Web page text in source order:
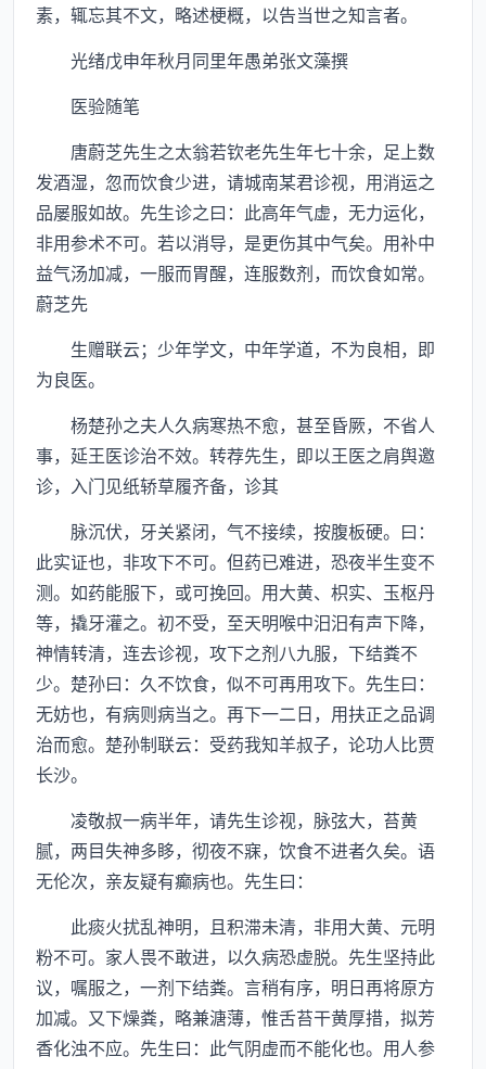
素，辄忘其不文，略述梗概，以告当世之知言者。
光绪戊申年秋月同里年愚弟张文藻撰
医验随笔
唐蔚芝先生之太翁若钦老先生年七十余，足上数
发酒湿，忽而饮食少进，请城南某君诊视，用消运之
品屡服如故。先生诊之曰：此高年气虚，无力运化，
非用参术不可。若以消导，是更伤其中气矣。用补中
益气汤加减，一服而胃醒，连服数剂，而饮食如常。
蔚芝先
生赠联云；少年学文，中年学道，不为良相，即
为良医。
杨楚孙之夫人久病寒热不愈，甚至昏厥，不省人
事，延王医诊治不效。转荐先生，即以王医之肩舆邀
诊，入门见纸轿草履齐备，诊其
脉沉伏，牙关紧闭，气不接续，按腹板硬。曰：
此实证也，非攻下不可。但药已难进，恐夜半生变不
测。如药能服下，或可挽回。用大黄、枳实、玉枢丹
等，撬牙灌之。初不受，至天明喉中汨汨有声下降，
神情转清，连去诊视，攻下之剂八九服，下结粪不
少。楚孙曰：久不饮食，似不可再用攻下。先生曰：
无妨也，有病则病当之。再下一二日，用扶正之品调
治而愈。楚孙制联云：受药我知羊叔子，论功人比贾
长沙。
凌敬叔一病半年，请先生诊视，脉弦大，苔黄
腻，两目失神多眵，彻夜不寐，饮食不进者久矣。语
无伦次，亲友疑有癫病也。先生曰：
此痰火扰乱神明，且积滞未清，非用大黄、元明
粉不可。家人畏不敢进，以久病恐虚脱。先生坚持此
议，嘱服之，一剂下结粪。言稍有序，明日再将原方
加减。又下燥粪，略兼溏薄，惟舌苔干黄厚措，拟芳
香化浊不应。先生曰：此气阴虚而不能化也。用人参